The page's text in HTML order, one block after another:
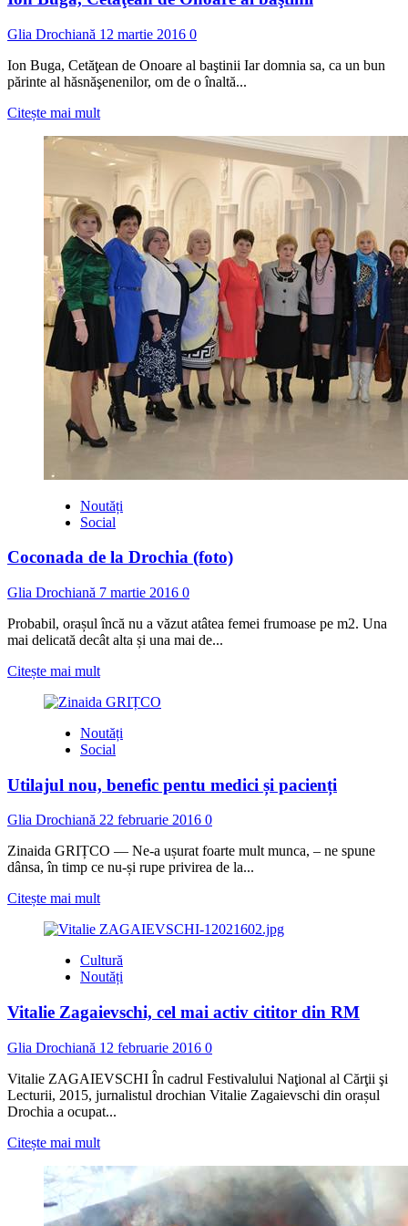
Glia Drochiană 12 martie 2016 0
Ion Buga, Cetăţean de Onoare al baştinii Iar domnia sa, ca un bun
părinte al hăsnăşenenilor, om de o înaltă...
Citește mai multRead
about
Ion
Buga,
Cetăţean
de
Onoare
al
baştinii
Noutăți
Social
Coconada de la Drochia (foto)
Glia Drochiană 7 martie 2016 0
Probabil, orașul încă nu a văzut atâtea femei frumoase pe m2. Una
mai delicată decât alta și una mai de...
Citește mai multRead
about
de
la
(foto)
Noutăți
Social
Utilajul nou, benefic pentu medici și pacienți
Glia Drochiană 22 februarie 2016 0
Zinaida GRIȚCO — Ne-a ușurat foarte mult munca, – ne spune
dânsa, în timp ce nu-și rupe privirea de la...
Citește mai multRead
about
nou,
benefic
medici
pacienți
Cultură
Noutăți
Vitalie Zagaievschi, cel mai activ cititor din RM
Glia Drochiană 12 februarie 2016 0
Vitalie ZAGAIEVSCHI În cadrul Festivalului Naţional al Cărţii şi
Lecturii, 2015, jurnalistul drochian Vitalie Zagaievschi din orașul
Drochia a ocupat...
Citește mai multRead
about
Vitalie
Zagaievschi,